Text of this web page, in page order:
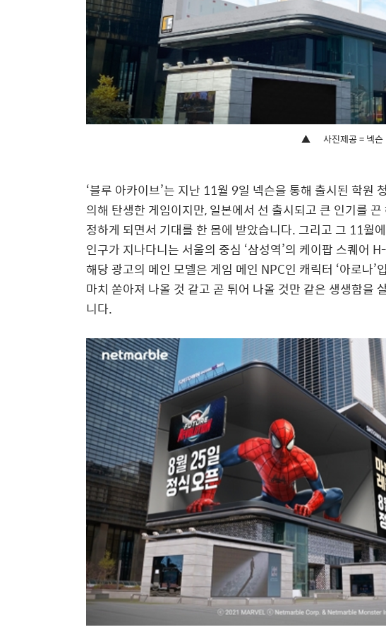
▲ 사진제공 = 넥슨
‘블루 아카이브’는 지난 11월 9일 넥슨을 통해 출시된 학원
의해 탄생한 게임이지만,일본에서 선 출시되고 큰 인기를
정하게 되면서 기대를 한 몸에 받았습니다. 그리고 그 11월
인구가 지나다니는 서울의 중심 ‘삼성역’의 케이팝 스퀘어
해당 광고의 메인 모델은 게임 메인 NPC인 캐릭터 ‘아로나’
마치 쏟아져 나올 것 같고 곧 튀어 나올 것만 같은 생생함을
니다.